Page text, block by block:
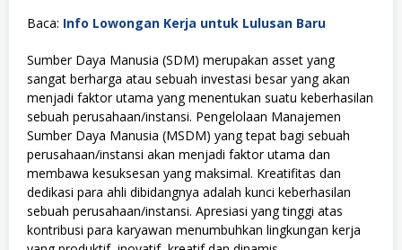
Baca: Info Lowongan Kerja untuk Lulusan Baru
Sumber Daya Manusia (SDM) merupakan asset yang
sangat berharga atau sebuah investasi besar yang akan
menjadi faktor utama yang menentukan suatu keberhasilan
sebuah perusahaan/instansi. Pengelolaan Manajemen
Sumber Daya Manusia (MSDM) yang tepat bagi sebuah
perusahaan/instansi akan menjadi faktor utama dan
membawa kesuksesan yang maksimal. Kreatifitas dan
dedikasi para ahli dibidangnya adalah kunci keberhasilan
sebuah perusahaan/instansi. Apresiasi yang tinggi atas
kontribusi para karyawan menumbuhkan lingkungan kerja